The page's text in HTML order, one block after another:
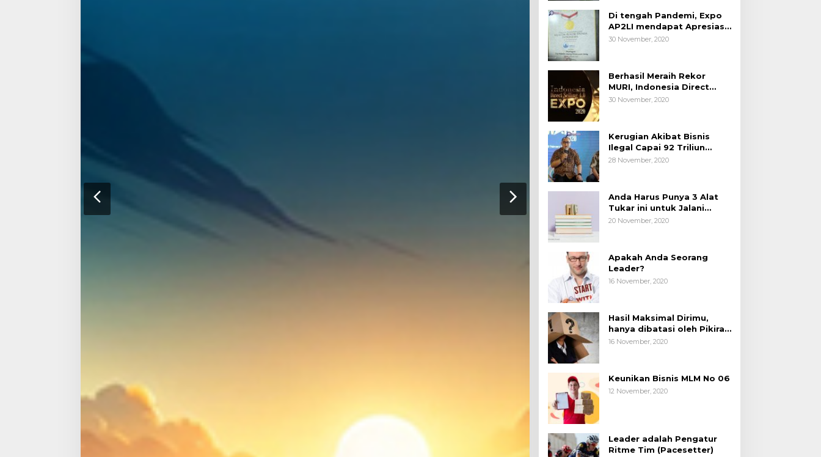
Di tengah Pandemi, Expo
AP2LI mendapat Apresiasi
Rekor MURI
30 November, 2020
Berhasil Meraih Rekor
MURI, Indonesia Direct
Selling 4.0 Expo 2020
30 November, 2020
Kerugian Akibat Bisnis
Ilegal Capai 92 Triliun
Rupiah, AP2LI menghimbau
28 November, 2020
Anda Harus Punya 3 Alat
Tukar ini untuk Jalani
Hidup.
20 November, 2020
Apakah Anda Seorang
Leader?
16 November, 2020
Hasil Maksimal Dirimu,
hanya dibatasi oleh Pikiran
Negatif.
16 November, 2020
Keunikan Bisnis MLM No 06
12 November, 2020
Leader adalah Pengatur
Ritme Tim (Pacesetter)